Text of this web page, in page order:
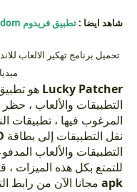
شاهد ايضا :تطبيق فريدوم Freedom لتهكير الالعاب والتطبقات اخر اصدار
Lucky Patcher هو
التطبيقات والألعاب ، حظر
المرغوب فيها ، تطبيقات
نقل التطبيقات إلى بطاقة
التطبيقات والألعاب
للتمتع بكل هذه الميزات ،
apk مجانا الآن من رابط